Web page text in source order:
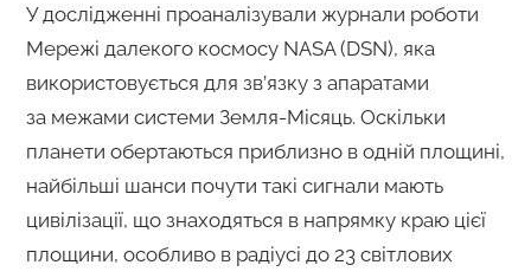
У дослідженні проаналізували журнали роботи
Мережі далекого космосу NASA (DSN), яка
використовується для зв’язку з апаратами
за межами системи Земля-Місяць. Оскільки
планети обертаються приблизно в одній площині,
найбільші шанси почути такі сигнали мають
цивілізації, що знаходяться в напрямку краю цієї
площини, особливо в радіусі до 23 світлових